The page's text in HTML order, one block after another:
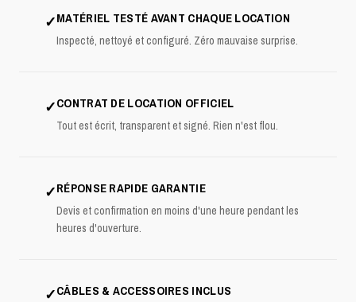
✓MATÉRIEL TESTÉ AVANT CHAQUE LOCATION
Inspecté, nettoyé et configuré. Zéro mauvaise surprise.
✓CONTRAT DE LOCATION OFFICIEL
Tout est écrit, transparent et signé. Rien n'est flou.
✓RÉPONSE RAPIDE GARANTIE
Devis et confirmation en moins d'une heure pendant les
heures d'ouverture.
✓CÂBLES & ACCESSOIRES INCLUS